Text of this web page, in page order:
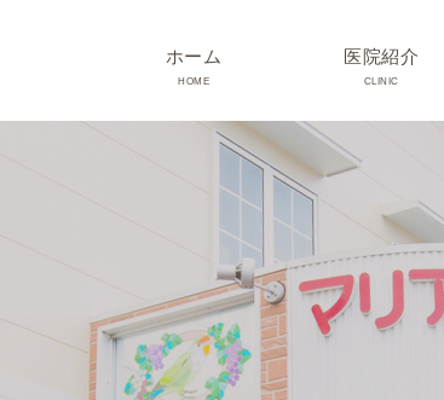
ホーム
HOME
医院紹介
CLINIC
院長･スタッフ紹介
診療時間･アクセス
院内紹介･初診の方へ
医院設備